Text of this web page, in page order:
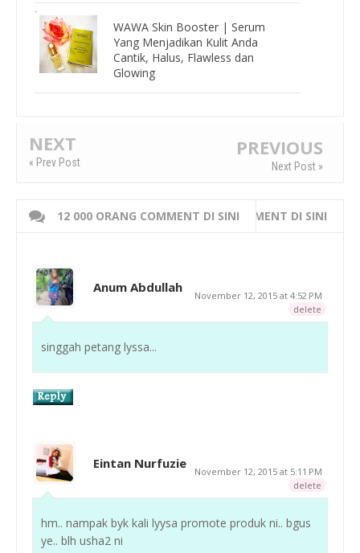
WAWA Skin Booster | Serum
Yang Menjadikan Kulit Anda
Cantik, Halus, Flawless dan
Glowing
NEXT
« Prev Post
PREVIOUS
Next Post »
12 000 ORANG COMMENT DI SINI
WRITE 000 ORANG COMMENT DI SINI
Anum Abdullah
November 12, 2015 at 4:52 PM
delete
singgah petang lyssa...
Eintan Nurfuzie
November 12, 2015 at 5:11 PM
delete
hm.. nampak byk kali lyysa promote produk ni.. bgus
ye.. blh usha2 ni